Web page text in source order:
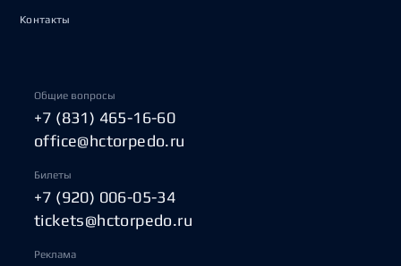
Контакты
Общие вопросы
+7 (831) 465-16-60
office@hctorpedo.ru
Билеты
+7 (920) 006-05-34
tickets@hctorpedo.ru
Реклама